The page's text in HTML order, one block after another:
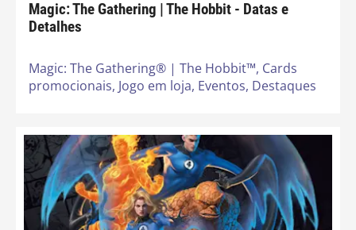
Magic: The Gathering | The Hobbit - Datas e
Detalhes
Magic: The Gathering® | The Hobbit™, Cards
promocionais, Jogo em loja, Eventos, Destaques